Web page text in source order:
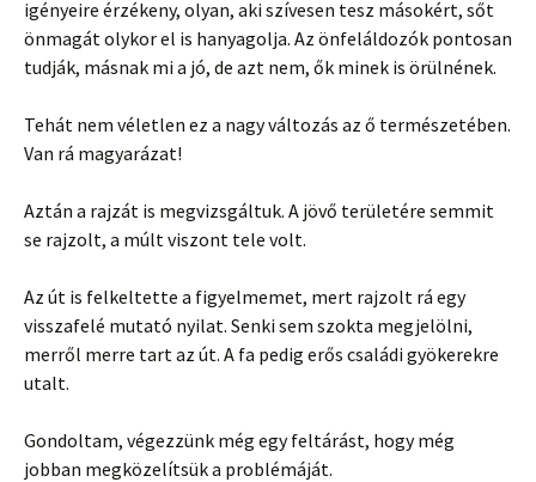
igényeire érzékeny, olyan, aki szívesen tesz másokért, sőt
önmagát olykor el is hanyagolja. Az önfeláldozók pontosan
tudják, másnak mi a jó, de azt nem, ők minek is örülnének.
Tehát nem véletlen ez a nagy változás az ő természetében.
Van rá magyarázat!
Aztán a rajzát is megvizsgáltuk. A jövő területére semmit
se rajzolt, a múlt viszont tele volt.
Az út is felkeltette a figyelmemet, mert rajzolt rá egy
visszafelé mutató nyilat. Senki sem szokta megjelölni,
merről merre tart az út. A fa pedig erős családi gyökerekre
utalt.
Gondoltam, végezzünk még egy feltárást, hogy még
jobban megközelítsük a problémáját.